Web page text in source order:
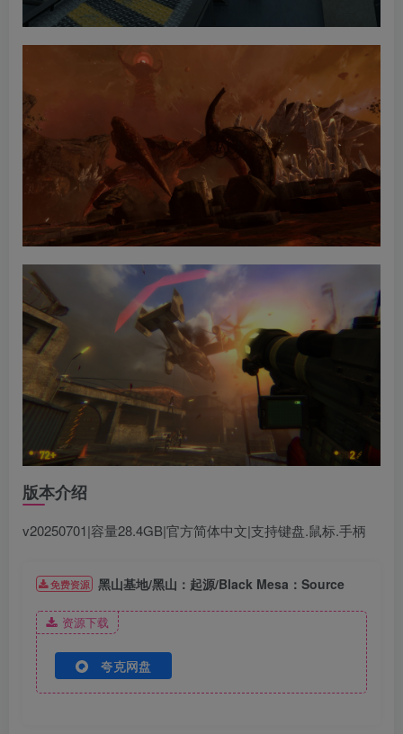
版本介绍
v20250701|容量28.4GB|官方简体中文|支持键盘.鼠标.手柄
免费资源 黑山基地/黑山：起源/Black Mesa：Source
资源下载
夸克网盘